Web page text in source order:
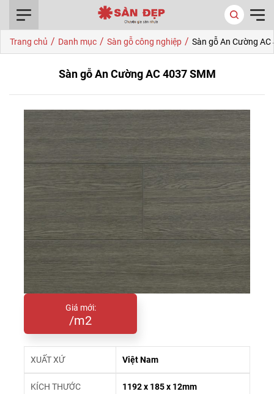
Trang chủ / Danh mục / Sàn gỗ công nghiệp / Sàn gỗ An Cường AC
Sàn gỗ An Cường AC 4037 SMM
Giá mới:
/m2
XUẤT XỨ Việt Nam
KÍCH THƯỚC 1192 x 185 x 12mm